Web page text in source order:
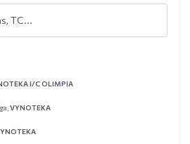
I/C OLIMPIA
VYNOTEKA